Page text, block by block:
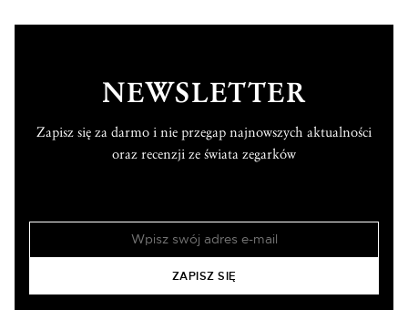
NEWSLETTER
Zapisz się za darmo i nie przegap najnowszych aktualności
oraz recenzji ze świata zegarków